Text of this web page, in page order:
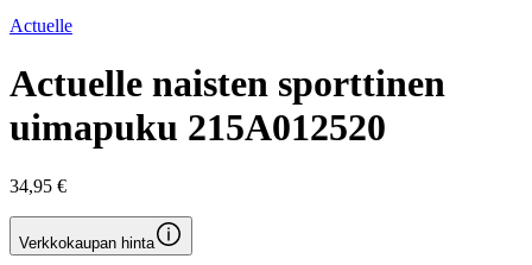
Actuelle
Actuelle naisten sporttinen
uimapuku 215A012520
34,95 €
Verkkokaupan hinta